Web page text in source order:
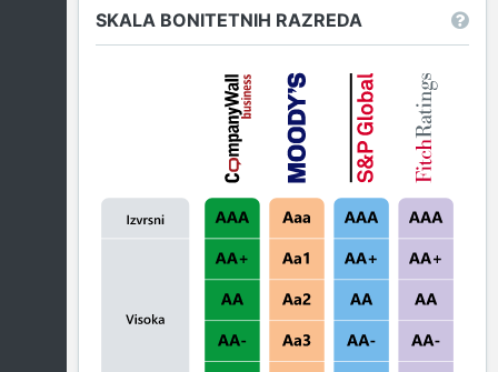
SKALA BONITETNIH RAZREDA